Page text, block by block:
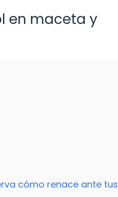
en maceta y
cómo renace ante tus